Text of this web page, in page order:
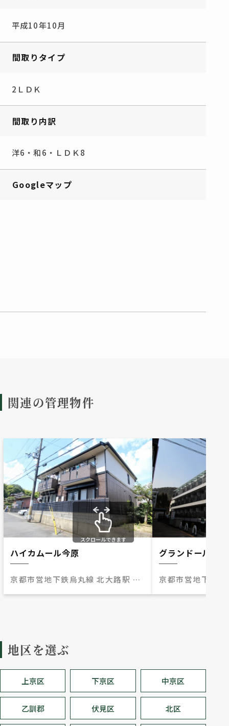
平成10年10月
間取りタイプ
2ＬＤＫ
間取り内訳
洋6・和6・ＬＤＫ8
Googleマップ
関連の管理物件
ハイカムール今原
京都市営地下鉄烏丸線 北大路駅 バ
グランドールワ
京都市営地下鉄
スクロールできます
地区を選ぶ
上京区 下京区 中京区
乙訓郡 伏見区 北区